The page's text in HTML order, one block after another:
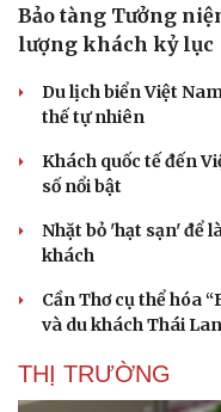
Sức khỏe
Cây thuốc
Sản phụ khoa
Bảo tàng Tưởng
lượng khách kỷ lục
Du lịch biển Việt
thế tự nhiên
Khách quốc tế đến
số nổi bật
Nhặt bỏ 'hạt sạn' để
khách
Cần Thơ cụ thể hóa
và du khách Thái Lan
THỊ TRƯỜNG